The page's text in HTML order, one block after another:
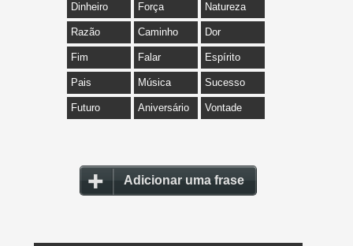
Dinheiro Força Natureza
Razão Caminho Dor
Fim Falar Espírito
Pais Música Sucesso
Futuro Aniversário Vontade
Adicionar uma frase